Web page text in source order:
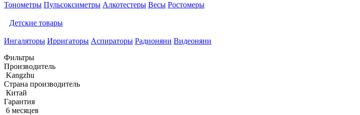
Тонометры Пульсоксиметры Алкотестеры Весы Ростомеры
Детские товары
Ингаляторы Ирригаторы Аспираторы Радионяни Видеоняни
Фильтры
Производитель
Kangzhu
Страна производитель
Китай
Гарантия
6 месяцев